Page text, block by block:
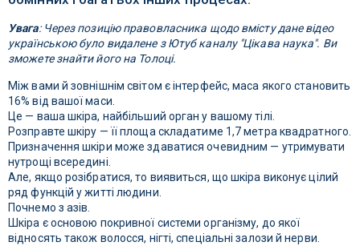
Увага: Через позицію правовласника щодо вмісту дане відео
українською було видалене з Ютуб каналу "Цікава наука". Ви
зможете знайти його на Толоці.
Між вами й зовнішнім світом є інтерфейс, маса якого становить
16% від вашої маси.
Це — ваша шкіра, найбільший орган у вашому тілі.
Розправте шкіру — її площа складатиме 1,7 метра квадратного.
Призначення шкіри може здаватися очевидним — утримувати
нутрощі всередині.
Але, якщо розібратися, то виявиться, що шкіра виконує цілий
ряд функцій у житті людини.
Почнемо з азів.
Шкіра є основою покривної системи організму, до якої
відносять також волосся, нігті, спеціальні залози й нерви.